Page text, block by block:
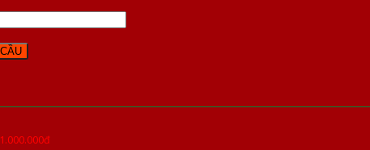
1.000.000đ